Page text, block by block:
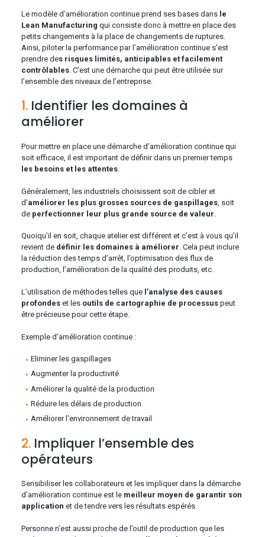
Le modèle d’amélioration continue prend ses bases dans le
Lean Manufacturing qui consiste donc à mettre en place des
petits changements à la place de changements de ruptures.
Ainsi, piloter la performance par l’amélioration continue s’est
prendre des risques limités, anticipables et facilement
contrôlables. C’est une démarche qui peut être utilisée sur
l’ensemble des niveaux de l’entreprise.
1.Identifier les domaines à
améliorer
Pour mettre en place une démarche d’amélioration continue qui
soit efficace, il est important de définir dans un premier temps
les besoins et les attentes.
Généralement, les industriels choisissent soit de cibler et
d’améliorer les plus grosses sources de gaspillages, soit
de perfectionner leur plus grande source de valeur
Quoiqu’il en soit, chaque atelier est différent et c’est à vous qu’il
revient de définir les domaines à améliorer. Cela peut inclure
la réduction des temps d’arrêt, l’optimisation des flux de
production, l’amélioration de la qualité des produits, etc.
L’utilisation de méthodes telles que l’analyse des causes
profondeset les outils de cartographie de processus peut
être précieuse pour cette étape.
Exemple d’amélioration continue :
Eliminer les gaspillages
Augmenter la productivité
Améliorer la qualité de la production
Réduire les délais de production
Améliorer l’environnement de travail
2.Impliquer l’ensemble des
opérateurs
Sensibiliser les collaborateurs et les impliquer dans la démarche
d’amélioration continue est le meilleur moyen de garantir son
application et de tendre vers les résultats espérés.
Personne n’est aussi proche de l’outil de production que les